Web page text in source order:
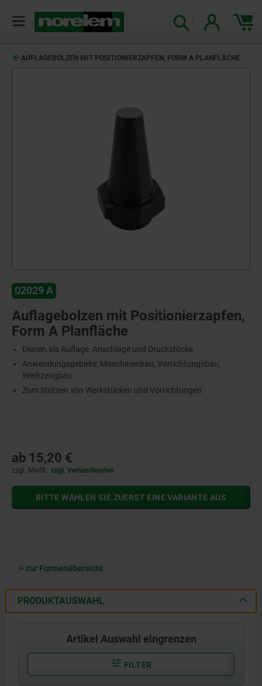
AUFLAGEBOLZEN MIT POSITIONIERZAPFEN, FORM A PLANFLÄCHE
02029 A
Auflagebolzen mit Positionierzapfen,
Form A Planfläche
Dienen als Auflage, Anschläge und Druckstücke
Anwendungsgebiete: Maschinenbau, Vorrichtungsbau,
Werkzeugbau
Zum Stützen von Werkstücken und Vorrichtungen
ab 15,20 €
zzgl. MwSt. zzgl. Versandkosten
BITTE WÄHLEN SIE ZUERST EINE VARIANTE AUS
zur Formenübersicht
PRODUKTAUSWAHL
Artikel Auswahl eingrenzen
FILTER